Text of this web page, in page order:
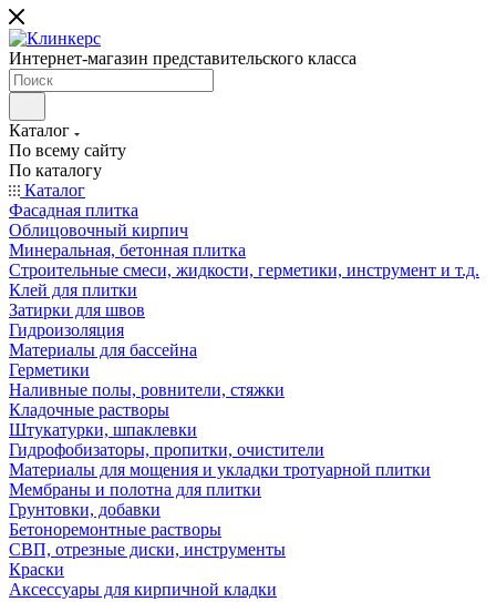
Интернет-магазин представительского класса
Каталог
По всему сайту
По каталогу
Каталог
Фасадная плитка
Облицовочный кирпич
Минеральная, бетонная плитка
Строительные смеси, жидкости, герметики, инструмент и т.д.
Клей для плитки
Затирки для швов
Гидроизоляция
Материалы для бассейна
Герметики
Наливные полы, ровнители, стяжки
Кладочные растворы
Штукатурки, шпаклевки
Гидрофобизаторы, пропитки, очистители
Материалы для мощения и укладки тротуарной плитки
Мембраны и полотна для плитки
Грунтовки, добавки
Бетоноремонтные растворы
СВП, отрезные диски, инструменты
Краски
Аксессуары для кирпичной кладки